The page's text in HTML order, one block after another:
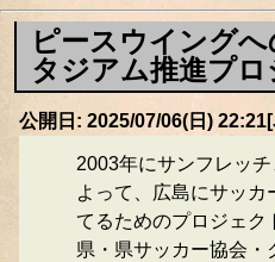
ピースウイング
タジアム推進プロ
公開日: 2025/07/06(日)
2003年にサンフレッ
よって、広島にサッカ
てるためのプロジェク
県・県サッカー協会・